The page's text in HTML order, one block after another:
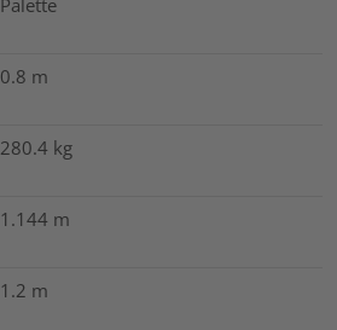
0.8 m
280.4 kg
1.144 m
1.2 m